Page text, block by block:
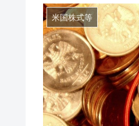
米国株式等